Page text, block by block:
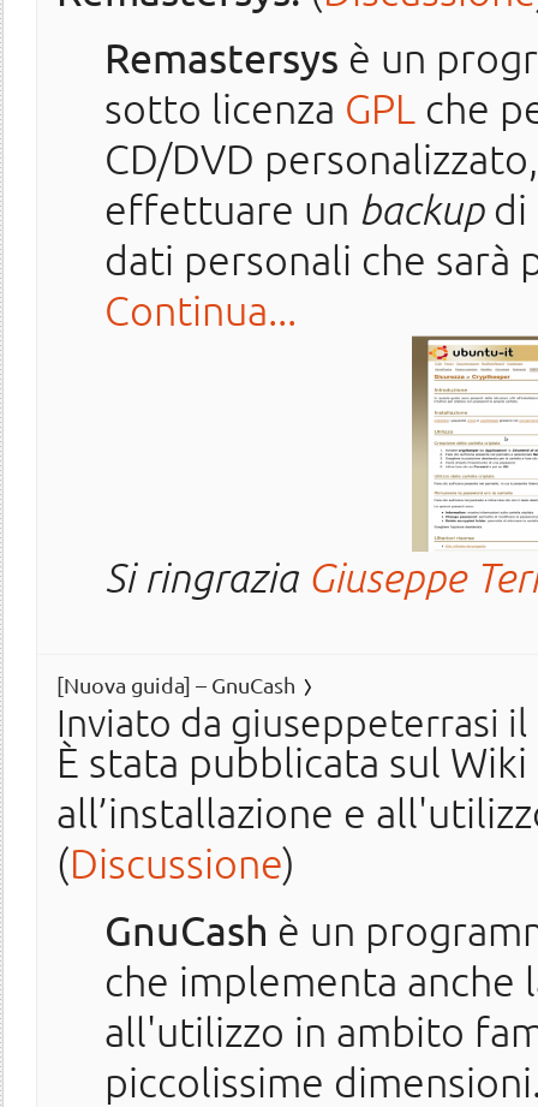
Remastersys è un
sotto licenza GPL che
CD/DVD
effettuare un backupdi
dati personali che sarà
Continua...
Si ringrazia Giuseppe
[Nuova guida] – GnuCash
Inviato da giuseppeterrasi il
È stata pubblicata sul
all’installazione e
(Discussione)
GnuCash è un
che implementa anche
all'utilizzo in ambito
piccolissime